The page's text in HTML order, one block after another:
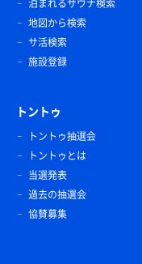
泊まれるサウナ検索
地図から検索
サ活検索
施設登録
トントゥ
トントゥ抽選会
トントゥとは
当選発表
過去の抽選会
協賛募集